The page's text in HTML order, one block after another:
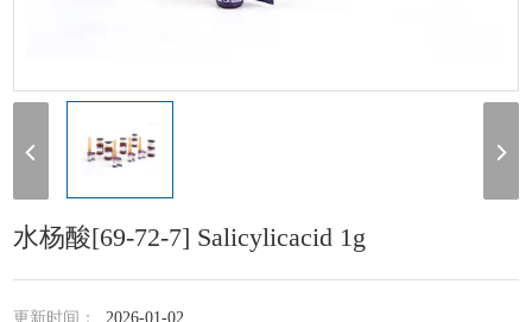
水杨酸[69-72-7] Salicylicacid 1g
更新时间：2026-01-02